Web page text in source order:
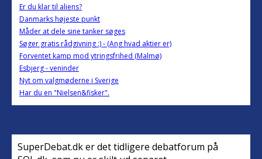
Er du klar til aliens?
Danmarks højeste punkt
Måder at dele sine tanker søges
Søger gratis rådgivning :) - (Ang hvad aktier er)
Forventet kamp mod ytringsfrihed (Malmø)
Esbjerg - veninder
Nyt om valgmøderne i Sverige
Har du en "Nielsen&fisker".
SuperDebat.dk er det tidligere debatforum på